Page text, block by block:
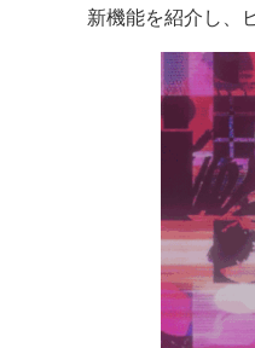
案内
発刊案内
会社案内 購
新機能を紹介し、